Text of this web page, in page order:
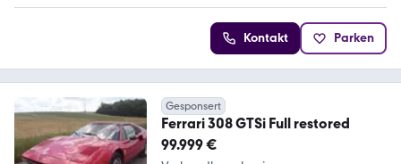
Kontakt Parken
Gesponsert
Ferrari 308 GTSi Full restored
99.999 €